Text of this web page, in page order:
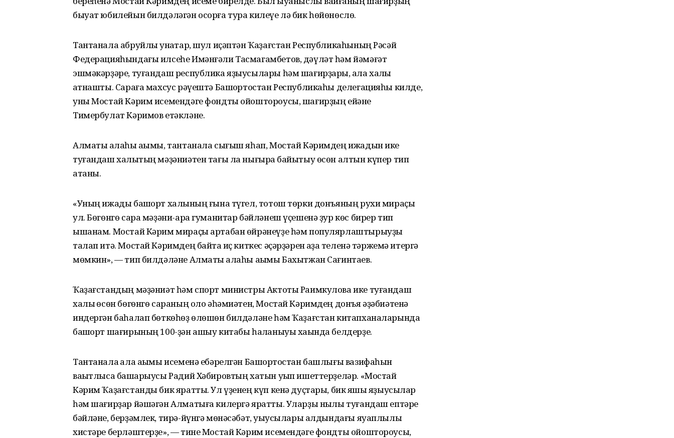
быуат юбилейын билдәләгән осорға тура килеүе лә бик һөйөнөслө.
Тантанала абруйлы ҡунаҡтар, шул иҫәптән Ҡаҙағстан Республикаһының Рәсәй
Федерацияһындағы илсеһе Имәнғәли Тасмагамбетов, дәүләт һәм йәмәғәт
эшмәкәрҙәре, туғандаш республика яҙыусылары һәм шағирҙары, ҡала халҡы
ҡатнашты. Сараға махсус рәүештә Башҡортостан Республикаһы делегацияһы килде,
уны Мостай Кәрим исемендәге фондты ойоштороусы, шағирҙың ейәне
Тимербулат Кәримов етәкләне.
Алматы ҡалаһы аҡымы, тантанала сығыш яһап, Мостай Кәримдең ижадын ике
туғандаш халыҡтың мәҙәниәтен тағы ла нығыраҡ байытыу өсөн алтын күпер тип
атаны.
«Уның ижады башҡорт халҡының ғына түгел, тотош төрки донъяның рухи мираҫы
ул. Бөгөнгө сара мәҙәни-ара гуманитар бәйләнеш үҫешенә ҙур көс бирер тип
ышанам. Мостай Кәрим мираҫы артабан өйрәнеүҙе һәм популярлаштырыуҙы
талап итә. Мостай Кәримдең байтаҡ иҫ киткес әҫәрҙәрен ҡаҙаҡ теленә тәржемә итергә
мөмкин», — тип билдәләне Алматы ҡалаһы аҡымы Бахытжан Сағинтаев.
Ҡаҙағстандың мәҙәниәт һәм спорт министры Актоты Раимкулова ике туғандаш
халыҡ өсөн бөгөнгө сараның оло әһәмиәтен, Мостай Кәримдең донъя әҙәбиәтенә
индергән баһалап бөткөһөҙ өлөшөн билдәләне һәм Ҡаҙағстан китапханаларында
башҡорт шағирының 100-ҙән ашыу китабы һаҡланыуы хаҡында белдерҙе.
Тантанала ҡала аҡымы исеменә ебәрелгән Башҡортостан башлығы вазифаһын
ваҡытлыса башҡарыусы Радий Хәбировтың хатын уҡып ишеттерҙеләр. «Мостай
Кәрим Ҡаҙағстанды бик яратты. Ул үҙенең күп кенә дуҫтары, бик яҡшы яҙыусылар
һәм шағирҙар йәшәгән Алматыға килергә яратты. Уларҙы ныҡлы туғандаш ептәре
бәйләне, берҙәмлек, тирә-йүнгә мөнәсәбәт, уҡыусылары алдындағы яуаплылыҡ
хистәре берләштерҙе», — тине Мостай Кәрим исемендәге фондты ойоштороусы,